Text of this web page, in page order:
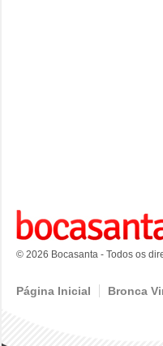
© 2026 Bocasanta - Todos os
Página Inicial Bronca